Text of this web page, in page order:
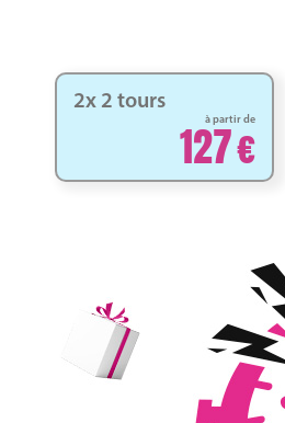
2x 2 tours
à partir de
127